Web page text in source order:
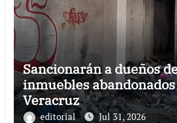
Sancionarán a dueños
inmuebles
Veracruz
editorial Jul 31, 2026